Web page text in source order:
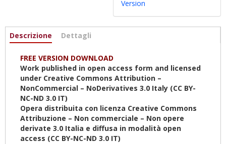
Version
Informazioni
Descrizione (scheda
Dettagli
FREE VERSION DOWNLOAD
Work published in open access form and licensed
under Creative Commons Attribution –
NonCommercial – NoDerivatives 3.0 Italy (CC BY-
NC-ND 3.0 IT)
Opera distribuita con licenza Creative Commons
Attribuzione – Non commerciale – Non opere
derivate 3.0 Italia e diffusa in modalità open
access (CC BY-NC-ND 3.0 IT)